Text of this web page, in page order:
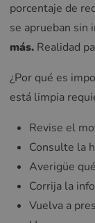
porcentaje de
se aprueban sin
más. Realidad
¿Por qué es
está limpia
Revise el
Consulte la
Averigüe
Corrija la
Vuelva a